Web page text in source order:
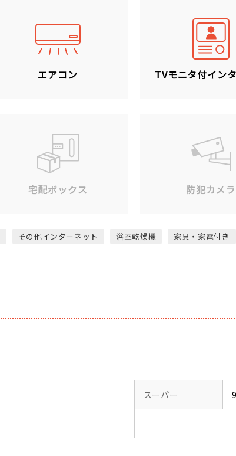
エアコン TVモニタ付イン
宅配ボックス 防犯カメラ
その他インターネット 浴室乾燥機 家具・家電付き
スーパー